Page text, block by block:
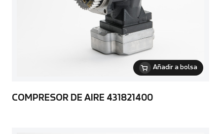
Añadir a bolsa
COMPRESOR DE AIRE 431821400